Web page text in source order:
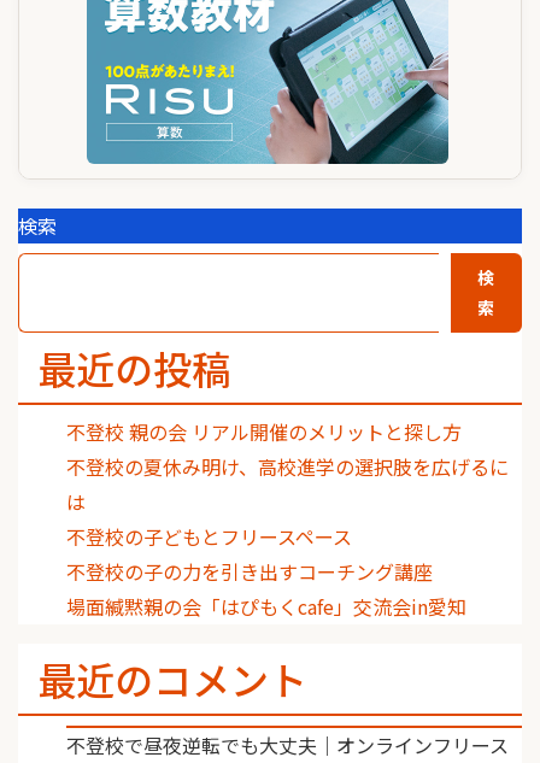
検索
検
索
最近の投稿
不登校 親の会 リアル開催のメリットと探し方
不登校の夏休み明け、高校進学の選択肢を広げるに
は
不登校の子どもとフリースペース
不登校の子の力を引き出すコーチング講座
場面緘黙親の会「はぴもくcafe」交流会in愛知
最近のコメント
不登校で昼夜逆転でも大丈夫｜オンラインフリース